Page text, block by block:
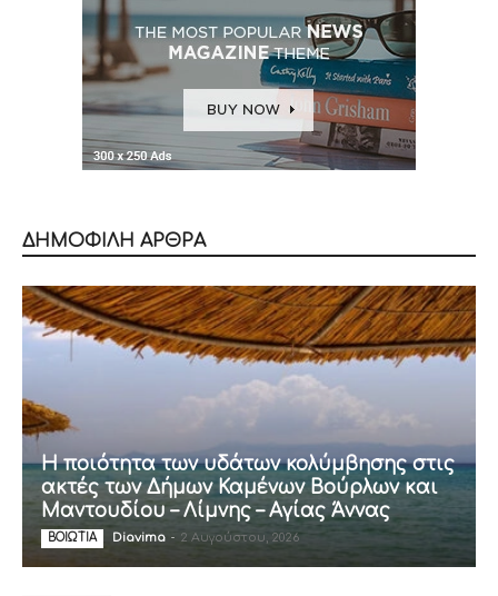
ΔΗΜΟΦΙΛΗ ΑΡΘΡΑ
Η ποιότητα των υδάτων κολύμβησης στις
ακτές των Δήμων Καμένων Βούρλων και
Μαντουδίου – Λίμνης – Αγίας Άννας
ΒΟΙΩΤΙΑ Diavima - 2 Αυγούστου, 2026